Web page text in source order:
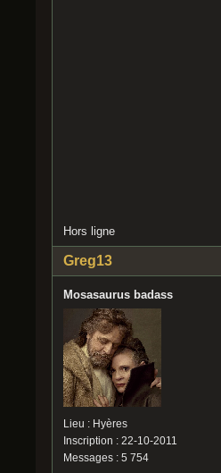
Hors ligne
Greg13
Mosasaurus badass
Lieu : Hyères
Inscription : 22-10-2011
Messages : 5 754